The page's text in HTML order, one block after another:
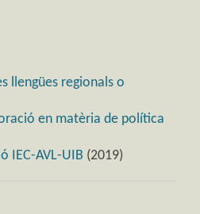
llengües regionals o
en matèria de política
IEC-AVL-UIB (2019)